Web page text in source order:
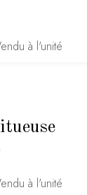
à l'unité
à l'unité